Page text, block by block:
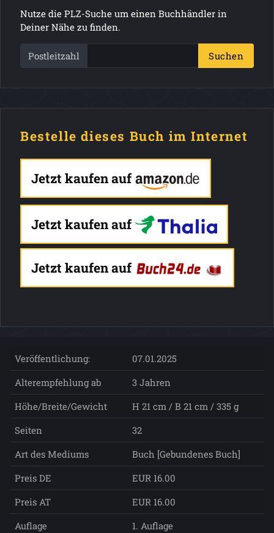
Nutze die PLZ-Suche um einen Buchhändler in
Deiner Nähe zu finden.
Postleitzahl Suchen
Bestelle dieses Buch im Internet
Jetzt kaufen auf
Jetzt kaufen auf
Jetzt kaufen auf
Veröffentlichung:
07.01.2025
Alterempfehlung ab
3 Jahren
Höhe/Breite/Gewicht
H 21 cm / B 21 cm / 335 g
Seiten
32
Art des Mediums
Buch [Gebundenes Buch]
Preis DE
EUR 16.00
Preis AT
EUR 16.00
Auflage
1. Auflage